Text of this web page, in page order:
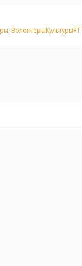
, ВолонтерыКультурыРТ,